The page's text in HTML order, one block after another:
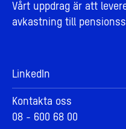
Vårt uppdrag är att
avkastning till
LinkedIn
Kontakta oss
08 - 600 68 00